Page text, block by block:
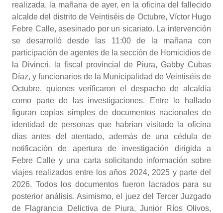
realizada, la mañana de ayer, en la oficina del fallecido
alcalde del distrito de Veintiséis de Octubre, Víctor Hugo
Febre Calle, asesinado por un sicariato. La intervención
se desarrolló desde las 11:00 de la mañana con
participación de agentes de la sección de Homicidios de
la Divincri, la fiscal provincial de Piura, Gabby Cubas
Díaz, y funcionarios de la Municipalidad de Veintiséis de
Octubre, quienes verificaron el despacho de alcaldía
como parte de las investigaciones. Entre lo hallado
figuran copias simples de documentos nacionales de
identidad de personas que habrían visitado la oficina
días antes del atentado, además de una cédula de
notificación de apertura de investigación dirigida a
Febre Calle y una carta solicitando información sobre
viajes realizados entre los años 2024, 2025 y parte del
2026. Todos los documentos fueron lacrados para su
posterior análisis. Asimismo, el juez del Tercer Juzgado
de Flagrancia Delictiva de Piura, Junior Ríos Olivos,